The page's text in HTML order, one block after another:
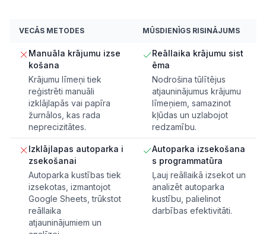
VECĀS METODES MŪSDIENĪGS RISINĀJUMS
Manuāla krājumu izse
košana
Krājumu līmeņi tiek
reģistrēti manuāli
izklājlapās vai papīra
žurnālos, kas rada
neprecizitātes.
Reāllaika krājumu sist
ēma
Nodrošina tūlītējus
atjauninājumus krājumu
līmeņiem, samazinot
kļūdas un uzlabojot
redzamību.
Izklājlapas autoparka i
zsekošanai
Autoparka kustības tiek
izsekotas, izmantojot
Google Sheets, trūkstot
reāllaika
atjauninājumiem un
Autoparka izsekošana
s programmatūra
Ļauj reāllaikā izsekot un
analizēt autoparka
kustību, palielinot
darbības efektivitāti.